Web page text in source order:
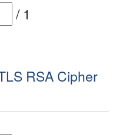
/ 1
RSA Cipher